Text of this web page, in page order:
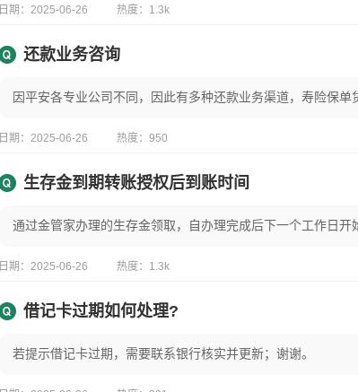
日期：2025-06-26 热度：1.3k
还款业务咨询
日期：2025-06-26 热度：950
生存金到期转账授权后到账时间
日期：2025-06-26 热度：1.3k
借记卡过期如何处理?
若提示借记卡过期，需要联系银行核实并更新；谢谢。